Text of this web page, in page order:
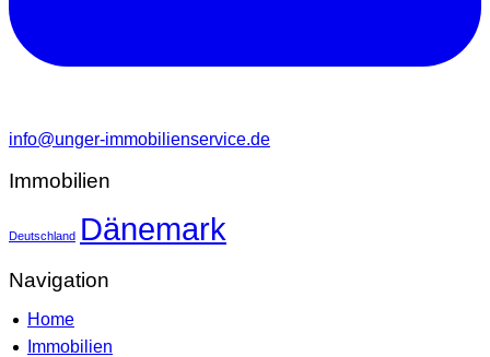
info@unger-immobilienservice.de
Immobilien
Deutschland Dänemark
Navigation
Home
Immobilien